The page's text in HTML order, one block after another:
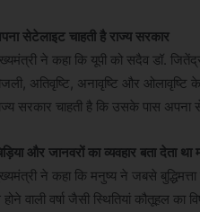
सेटेलाइट चाहती है राज्य सरकार
ने कहा कि यूपी को सदैव डॉ.
अतिवृष्टि, अनावृष्टि और ओलावृष्टि
सरकार चाहती है कि उसके पास
और जानवरों का व्यवहार बता देता
ने कहा कि मनुष्य ने जबसे
वाली वर्षा जैसी स्थितियां कौतूहल